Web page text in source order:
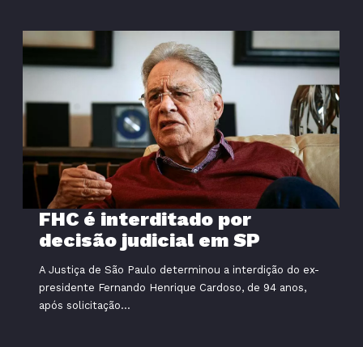
FHC é interditado por
decisão judicial em SP
A Justiça de São Paulo determinou a interdição do ex-
presidente Fernando Henrique Cardoso, de 94 anos,
após solicitação...